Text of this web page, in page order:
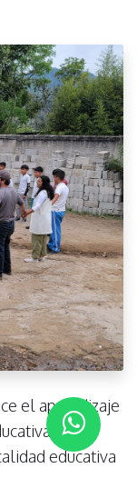
el aprendizaje
La
educativa